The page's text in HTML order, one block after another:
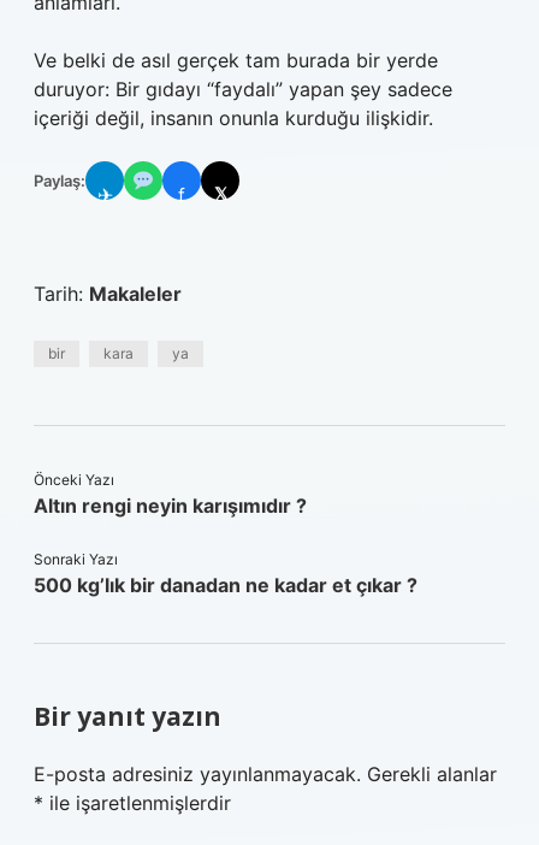
Ve belki de asıl gerçek tam burada bir yerde
duruyor: Bir gıdayı “faydalı” yapan şey sadece
içeriği değil, insanın onunla kurduğu ilişkidir.
Paylaş:
✈ f 𝕏
Tarih: Makaleler
bir kara ya
Önceki Yazı
Altın rengi neyin karışımıdır ?
Sonraki Yazı
500 kg’lık bir danadan ne kadar et çıkar ?
Bir yanıt yazın
E-posta adresiniz yayınlanmayacak. Gerekli alanlar
* ile işaretlenmişlerdir